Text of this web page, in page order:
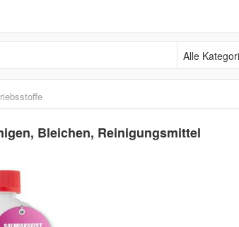
Alle Kategorien
Bleichen, Reinigungsmittel